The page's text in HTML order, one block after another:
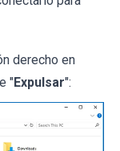
derecho en
"Expulsar":